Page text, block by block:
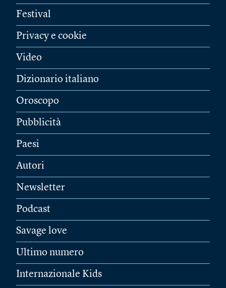
Festival
Privacy e cookie
Video
Dizionario italiano
Oroscopo
Pubblicità
Paesi
Autori
Newsletter
Podcast
Savage love
Ultimo numero
Internazionale Kids